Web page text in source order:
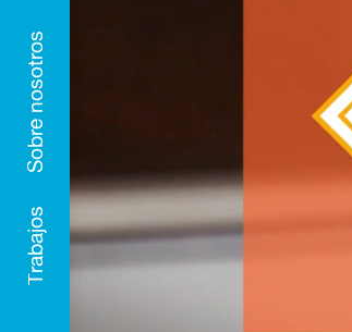
Trabajos
Sobre nosotros